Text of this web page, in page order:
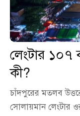
লেংটার ১০৭
কী?
চাঁদপুরের মতলব
সোলায়মান লেংটার